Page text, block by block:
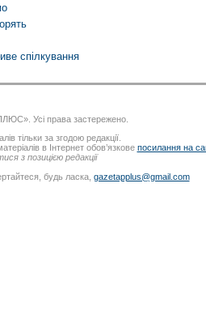
спілкування
Усі права застережено.
тільки за згодою редакції.
в Інтернет обов’язкове посилання на
з позицією редакції
будь ласка, gazetapplus@gmail.com